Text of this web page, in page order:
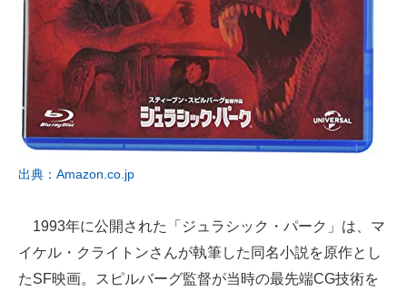
出典：Amazon.co.jp
1993年に公開された「ジュラシック・パーク」は、マ
イケル・クライトンさんが執筆した同名小説を原作とし
たSF映画。スピルバーグ監督が当時の最先端CG技術を